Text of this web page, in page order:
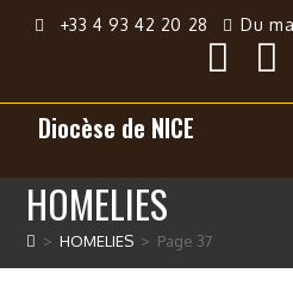
+33 4 93 42 20 28 Du
Diocèse de NICE
HOMELIES
> HOMELIES > Page 37